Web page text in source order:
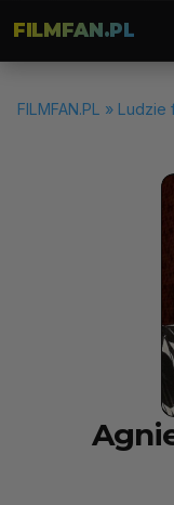
FILMFAN.PL
FILMFAN.PL » Ludzie